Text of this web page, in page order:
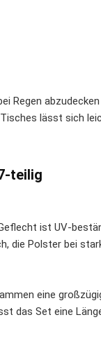
Regen
lässt sich
teilig
ist UV-
die Polster bei
eine
das Set eine